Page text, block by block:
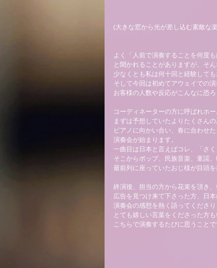
(大きな窓から光が差し込む素敵な楽
よく「人前で演奏することを何度
と聞かれることがありますが、そ
少なくとも私は何十回と経験して
そして今回は初めてアウェイでの演
お客様の人数や反応がこんなに恐
コーディネーターの方に呼ばれホ
まずは予想していたよりたくさん
ピアノに向かい合い、春に合わせ
演奏会が始まります。
一曲目は日本と言えばコレ、「さく
そこからポップ、民族音楽、童謡
最前列に座っていたおじ様が目頭
終演後、担当の方から花束を頂き
広告を見つけ来て下さった方、日
演奏会の感想を熱く語ってくださ
とても嬉しい言葉をくださった方
こちらで演奏するたびに思うこと